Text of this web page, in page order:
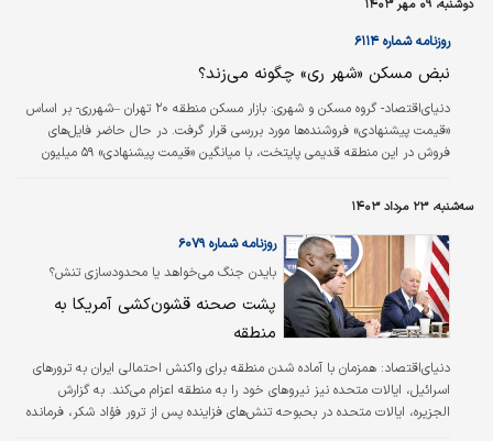
دوشنبه، ۰۹ مهر ۱۴۰۳
روزنامه شماره ۶۱۱۴
نبض مسکن «شهر ری» چگونه می‌‌‌زند؟
دنیای‌اقتصاد- گروه مسکن و شهری:
بازار مسکن منطقه ۲۰ تهران –شهرری- بر اساس
«قیمت پیشنهادی» فروشنده‌‌‌ها مورد بررسی قرار گرفت. در حال حاضر فایل‌‌‌های
فروش در این منطقه قدیمی پایتخت، با میانگین «قیمت پیشنهادی» ۵۹ میلیون
سه‌شنبه، ۲۳ مرداد ۱۴۰۳
بایدن جنگ می‌خواهد یا محدودسازی تنش؟
روزنامه شماره ۶۰۷۹
پشت صحنه قشون‌کشی آمریکا به
منطقه
دنیای‌اقتصاد: همزمان با آماده شدن منطقه برای واکنش احتمالی ایران به ترورهای
اسرائیل، ایالات متحده نیز نیروهای خود را به منطقه اعزام می‌کند. به گزارش
الجزیره، ایالات متحده در بحبوحه تنش‌‌‌های فزاینده پس از ترور فؤاد شکر، فرمانده